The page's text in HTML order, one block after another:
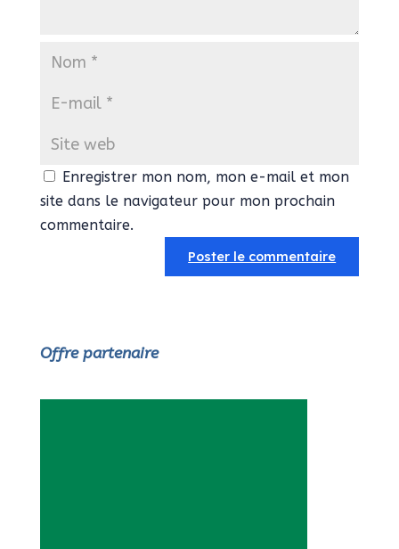
Enregistrer mon nom, mon e-mail et mon
site dans le navigateur pour mon prochain
commentaire.
Offre partenaire